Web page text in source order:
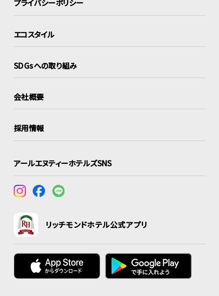
プライバシーポリシー
エコスタイル
SDGsへの取り組み
会社概要
採用情報
アールエヌティーホテルズSNS
リッチモンドホテル公式アプリ